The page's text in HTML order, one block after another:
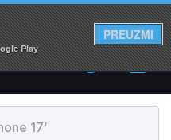
Play
PREUZMI
Slanje istog dana!
0